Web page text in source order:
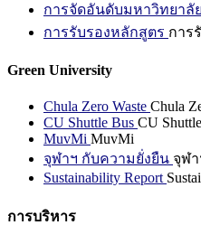
การจัดอันดับมหาวิทยาลัย
การรับรองหลักสูตร การ
Green University
Chula Zero Waste Chula
CU Shuttle Bus CU
MuvMi MuvMi
จุฬาฯ กับความยั่งยืน จุฬ
Sustainability Report
การบริหาร